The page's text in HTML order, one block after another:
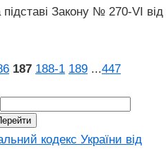
Закону № 270-VI від
187 188‑1 189 ...447
кодекс України від